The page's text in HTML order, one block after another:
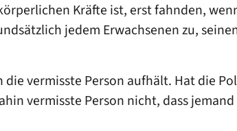
Kräfte ist, erst fahnden,
jedem Erwachsenen zu,
vermisste Person aufhält. Hat die
vermisste Person nicht, dass